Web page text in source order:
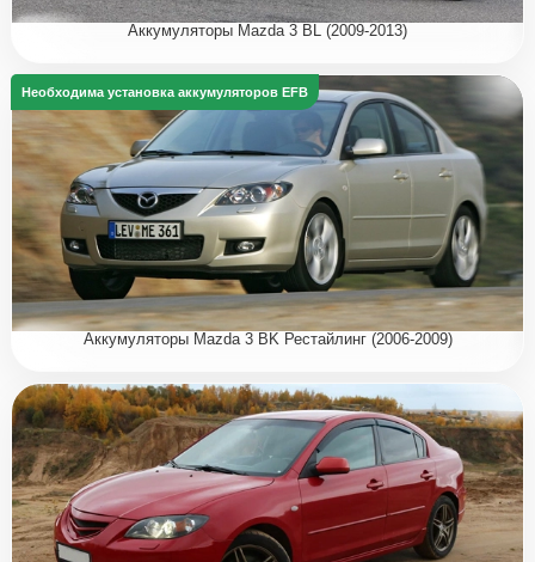
Аккумуляторы Mazda 3 BL (2009-2013)
Необходима установка аккумуляторов EFB
Аккумуляторы Mazda 3 BK Рестайлинг (2006-2009)